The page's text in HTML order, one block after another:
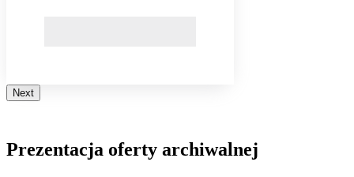
Next
Prezentacja oferty archiwalnej